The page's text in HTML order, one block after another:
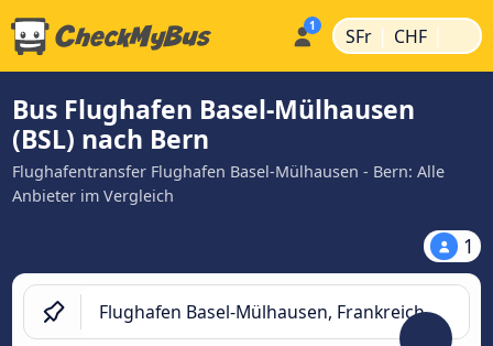
SFr | CHF |
Bus Flughafen Basel-Mülhausen
(BSL) nach Bern
Flughafentransfer Flughafen Basel-Mülhausen - Bern: Alle
Anbieter im Vergleich
1